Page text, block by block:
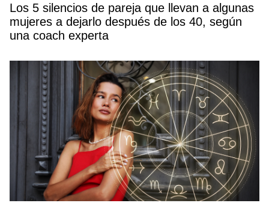
Los 5 silencios de pareja que llevan a algunas
mujeres a dejarlo después de los 40, según
una coach experta